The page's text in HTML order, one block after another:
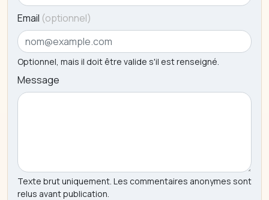
Email (optionnel)
Optionnel, mais il doit être valide s'il est renseigné.
Message
Texte brut uniquement. Les commentaires anonymes sont
relus avant publication.